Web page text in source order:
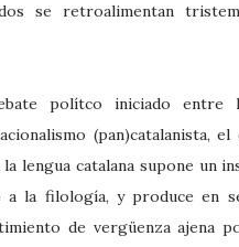
se retroalimentan
polítco iniciado entre
(pan)catalanista, el
la lengua catalana supone un
a la filología, y produce en
de vergüenza ajena